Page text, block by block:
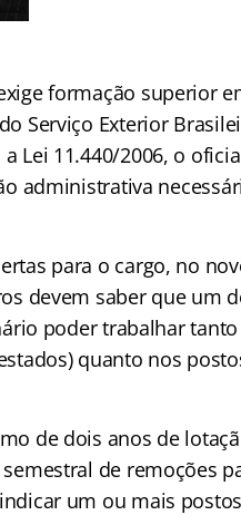
formação superior
Serviço Exterior
Lei 11.440/2006, o
administrativa
para o cargo, no
devem saber que um
poder trabalhar
quanto nos
de dois anos de
de remoções
um ou mais